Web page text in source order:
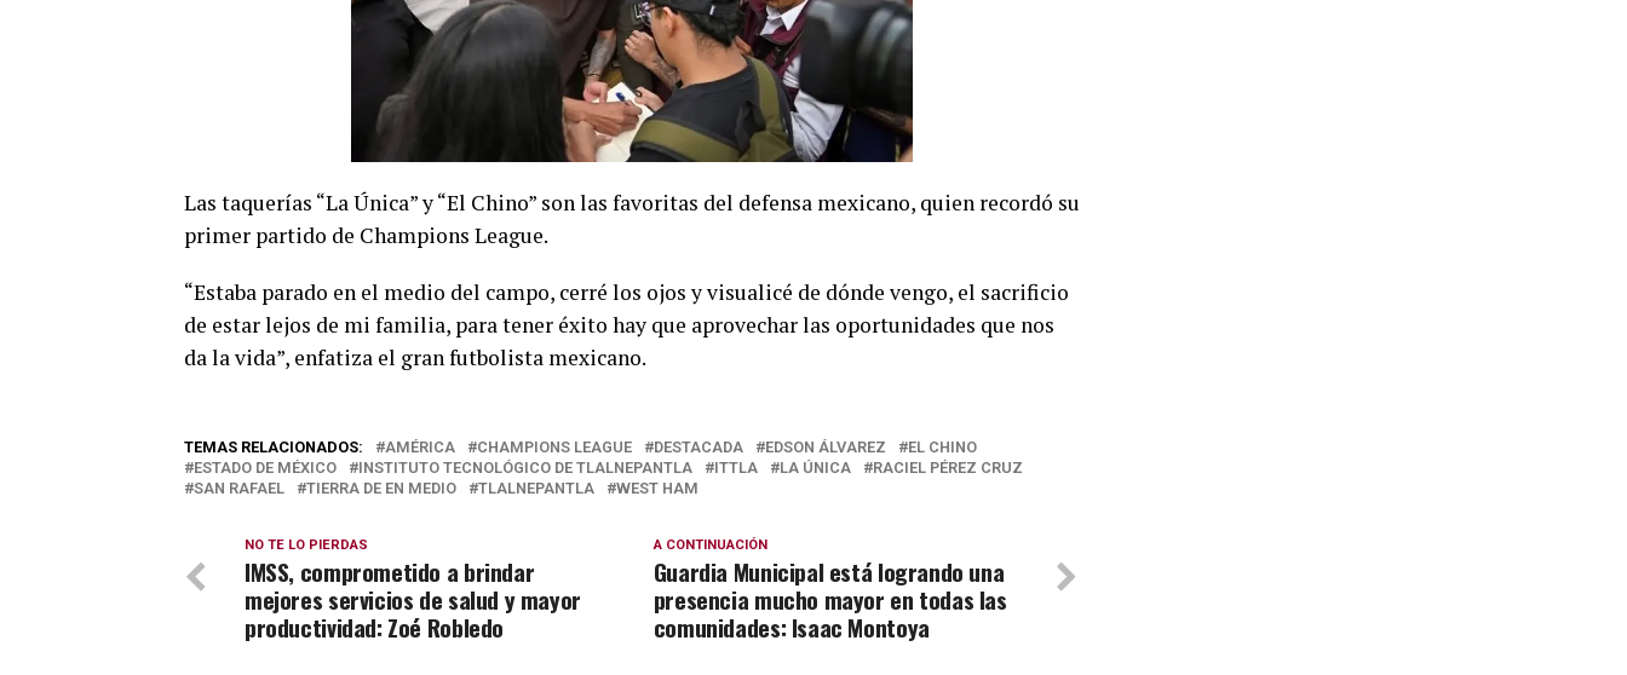
Las taquerías “La Única” y “El Chino” son las favoritas del defensa mexicano, quien recordó su
primer partido de Champions League.
“Estaba parado en el medio del campo, cerré los ojos y visualicé de dónde vengo, el sacrificio
de estar lejos de mi familia, para tener éxito hay que aprovechar las oportunidades que nos
da la vida”, enfatiza el gran futbolista mexicano.
TEMAS RELACIONADOS: AMÉRICA CHAMPIONS LEAGUE DESTACADA EDSON ÁLVAREZ
EL CHINO
ESTADO DE MÉXICO
INSTITUTO TECNOLÓGICO DE TLALNEPANTLA ITTLA LA ÚNICA
RACIEL PÉREZ CRUZ
SAN RAFAEL
TIERRA DE EN MEDIO TLALNEPANTLA WEST HAM
A CONTINUACIÓN
Guardia Municipal está logrando una
presencia mucho mayor en todas las
comunidades: Isaac Montoya
NO TE LO PIERDAS
IMSS, comprometido a brindar
mejores servicios de salud y mayor
productividad: Zoé Robledo